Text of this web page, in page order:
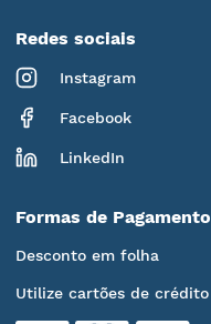
Redes sociais
Instagram
Facebook
LinkedIn
Formas de Pagamento
Desconto em folha
Utilize cartões de crédito